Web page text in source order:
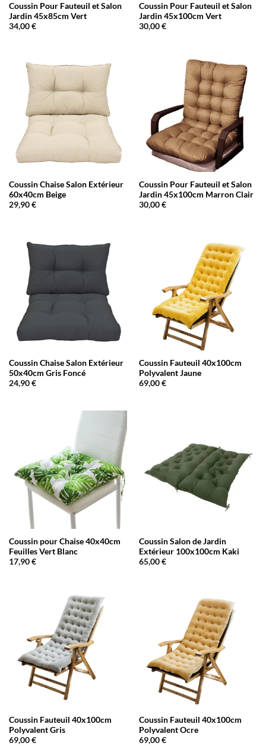
Coussin Pour Fauteuil et Salon
Jardin 45x85cm Vert
34,00€
Coussin Pour Fauteuil et Salon
Jardin 45x100cm Vert
30,00€
Coussin Chaise Salon Extérieur
60x40cm Beige
29,90€
Coussin Pour Fauteuil et Salon
Jardin 45x100cm Marron Clair
30,00€
Coussin Chaise Salon Extérieur
50x40cm Gris Foncé
24,90€
Coussin Fauteuil 40x100cm
Polyvalent Jaune
69,00€
Coussin pour Chaise 40x40cm
Feuilles Vert Blanc
17,90€
Coussin Salon de Jardin
Extérieur 100x100cm Kaki
65,00€
Coussin Fauteuil 40x100cm
Polyvalent Gris
69,00€
Coussin Fauteuil 40x100cm
Polyvalent Ocre
69,00€